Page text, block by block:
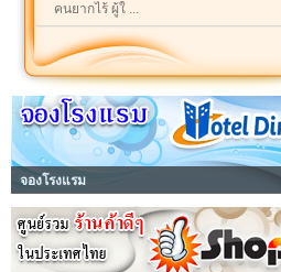
คนยากไร้ ผู้ใ ...
จองโรงแรม